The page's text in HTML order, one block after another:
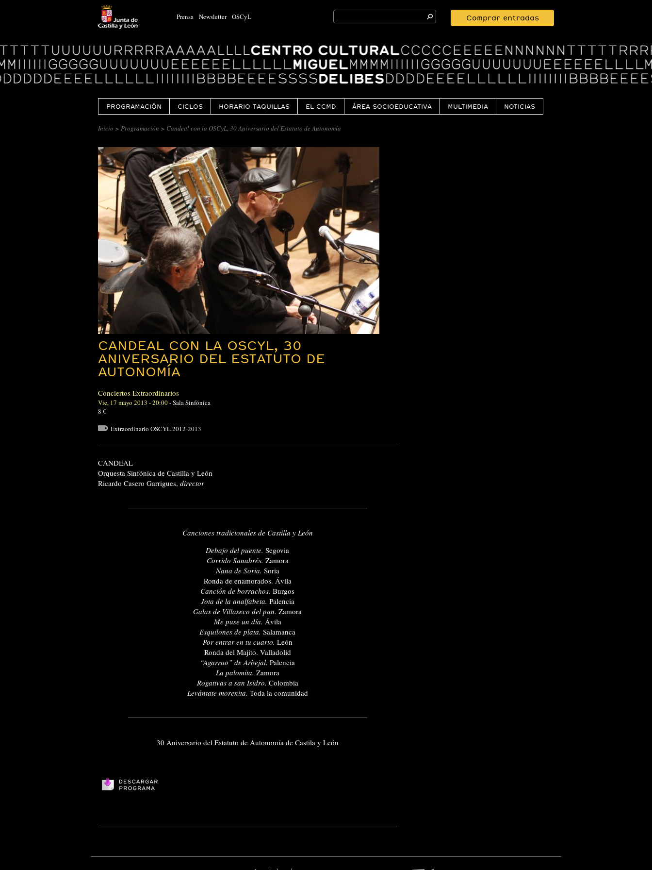
Prensa Newsletter OSCyL
Search
for:
Comprar entradas
Logo
Centro
Cultural
Miguel
Delibes
PROGRAMACIÓN CICLOS HORARIO TAQUILLAS EL CCMD ÁREA SOCIOEDUCATIVA MULTIMEDIA NOTICIAS
Inicio > Programación > Candeal con la OSCyL, 30 Aniversario del Estatuto de Autonomía
CANDEAL CON LA OSCYL, 30
ANIVERSARIO DEL ESTATUTO DE
AUTONOMÍA
Conciertos Extraordinarios
Vie, 17 mayo 2013 - 20:00-Sala Sinfónica
8 €
Extraordinario OSCYL 2012-2013
CANDEAL
Orquesta Sinfónica de Castilla y León
Ricardo Casero Garrigues, director
Canciones tradicionales de Castilla y León
Debajo del puente. Segovia
Corrido Sanabrés. Zamora
Nana de Soria. Soria
Ronda de enamorados. Ávila
Canción de borrachos. Burgos
Jota de la analfabeta. Palencia
Galas de Villaseco del pan. Zamora
Me puse un día. Ávila
Esquilones de plata. Salamanca
Por entrar en tu cuarto. León
Ronda del Majito. Valladolid
“Agarrao” de Arbejal. Palencia
La palomita. Zamora
Rogativas a san Isidro. Colombia
Levántate morenita. Toda la comunidad
30 Aniversario del Estatuto de Autonomía de Castila y León